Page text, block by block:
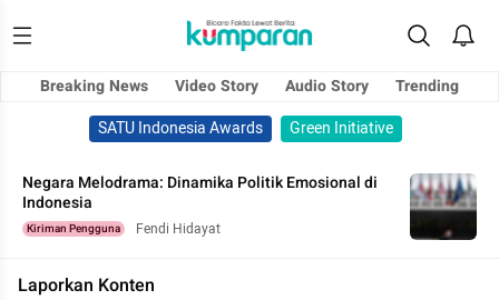
Breaking News Video Story Audio Story
Trending
SATU Indonesia Awards
Green Initiative
Negara Melodrama: Dinamika Politik Emosional di
Indonesia
Kiriman Pengguna Fendi Hidayat
Laporkan Konten